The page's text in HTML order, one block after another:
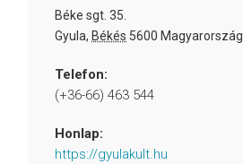
Béke sgt. 35.
Gyula, Békés 5600 Magyarország
Telefon:
(+36-66) 463 544
Honlap:
https://gyulakult.hu